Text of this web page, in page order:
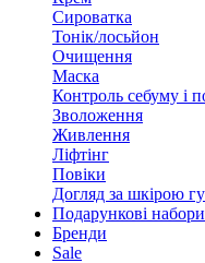
Сироватка
Тонік/лосьйон
Очищення
Маска
Контроль себуму і
Зволоження
Живлення
Ліфтінг
Повіки
Догляд за шкірою
Подарункові набори
Бренди
Sale